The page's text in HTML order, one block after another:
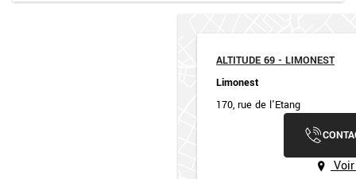
ALTITUDE 69 - LIMONEST
Limonest
170, rue de l'Etang